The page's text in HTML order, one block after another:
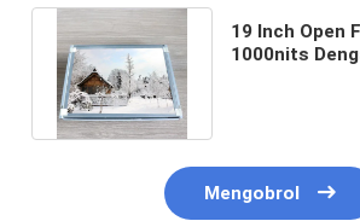
19 Inch Open
1000nits
Mengobrol